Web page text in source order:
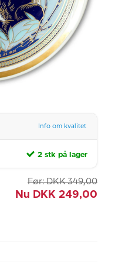
Info om kvalitet
2 stk på lager
Før: DKK 349,00
Nu DKK 249,00